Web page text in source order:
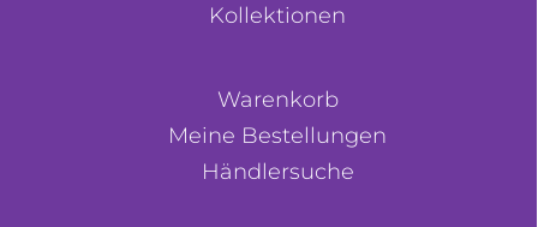
Kollektionen
Warenkorb
Meine Bestellungen
Händlersuche